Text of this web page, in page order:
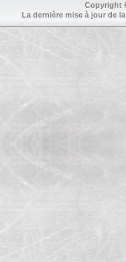
Copyright
La dernière mise à jour de